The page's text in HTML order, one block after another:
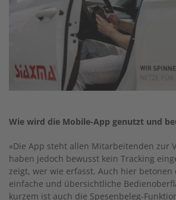
Wie wird die Mobile-App genutzt und
«Die App steht allen Mitarbeitenden zur
haben jedoch bewusst kein Tracking
zeigt, wer wie erfasst. Auch hier betonen
einfache und übersichtliche
kurzem ist auch die Spesenbeleg-